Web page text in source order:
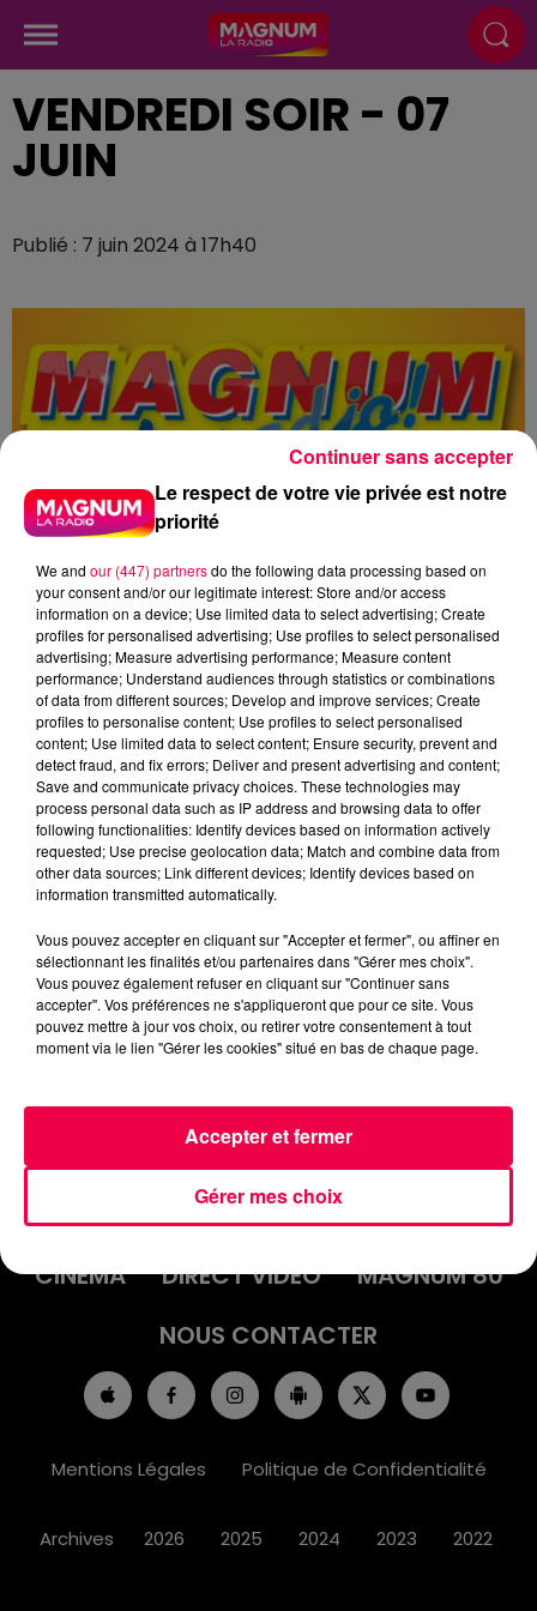
VENDREDI SOIR - 07
JUIN
Publié : 7 juin 2024 à 17h40
Flash infos
Crédit :Flash infos
INFOS
AGENDA
JEUX
PODCASTS
CINÉMA
DIRECT VIDÉO
MAGNUM 80
NOUS CONTACTER
Mentions Légales Politique de Confidentialité
Archives 2026 2025 2024 2023 2022
Le respect de votre vie privée est notre
priorité
We and our (447) partnersdo the following data processing based on
your consent and/or our legitimate interest: Store and/or access
information on a device; Use limited data to select advertising; Create
profiles for personalised advertising; Use profiles to select personalised
advertising; Measure advertising performance; Measure content
performance; Understand audiences through statistics or combinations
of data from different sources; Develop and improve services; Create
profiles to personalise content; Use profiles to select personalised
content; Use limited data to select content; Ensure security, prevent and
detect fraud, and fix errors; Deliver and present advertising and content;
Save and communicate privacy choices. These technologies may
process personal data such as IP address and browsing data to offer
following functionalities: Identify devices based on information actively
requested; Use precise geolocation data; Match and combine data from
other data sources; Link different devices; Identify devices based on
information transmitted automatically.
Vous pouvez accepter en cliquant sur "Accepter et fermer", ou affiner en
sélectionnant les finalités et/ou partenaires dans "Gérer mes choix".
Vous pouvez également refuser en cliquant sur "Continuer sans
accepter". Vos préférences ne s'appliqueront que pour ce site. Vous
pouvez mettre à jour vos choix, ou retirer votre consentement à tout
moment via le lien "Gérer les cookies" situé en bas de chaque page.
Gérer mes choix
Accepter et fermer
Continuer sans accepter